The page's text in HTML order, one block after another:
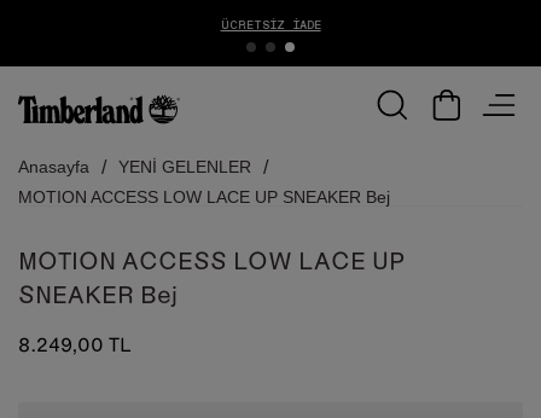
ÜCRETSIZ İADE
Anasayfa
YENİ GELENLER
MOTION ACCESS LOW LACE UP SNEAKER Bej
MOTION ACCESS LOW LACE UP
SNEAKER Bej
8.249,00 TL